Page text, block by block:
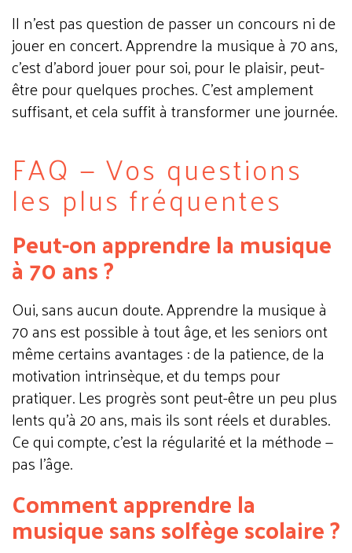
Il n'est pas question de passer un concours ni de
jouer en concert. Apprendre la musique à 70 ans,
c'est d'abord jouer pour soi, pour le plaisir, peut-
être pour quelques proches. C'est amplement
suffisant, et cela suffit à transformer une journée.
FAQ — Vos questions
les plus fréquentes
Peut-on apprendre la musique
à 70 ans ?
Oui, sans aucun doute. Apprendre la musique à
70 ans est possible à tout âge, et les seniors ont
même certains avantages : de la patience, de la
motivation intrinsèque, et du temps pour
pratiquer. Les progrès sont peut-être un peu plus
lents qu'à 20 ans, mais ils sont réels et durables.
Ce qui compte, c'est la régularité et la méthode —
pas l'âge.
Comment apprendre la
musique sans solfège scolaire ?